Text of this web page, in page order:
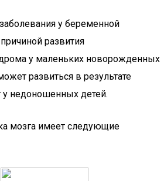
у беременной
развития
у маленьких новорожденных
развиться в результате
у недоношенных детей.
мозга имеет следующие